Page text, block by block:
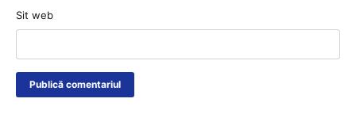
Sit web